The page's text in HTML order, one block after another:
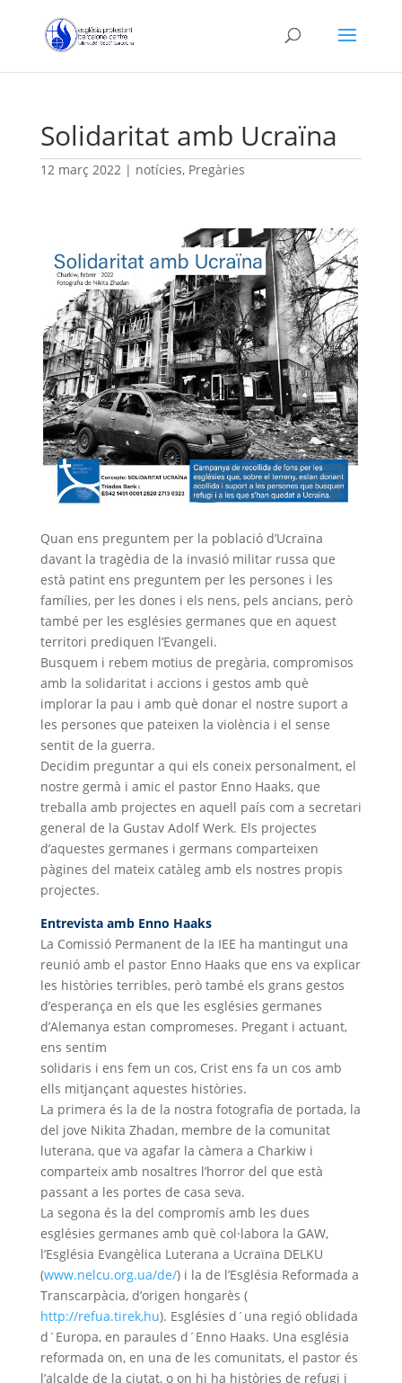
Solidaritat amb Ucraïna
12 març 2022| notícies, Pregàries
Quan ens preguntem per la població d’Ucraïna
davant la tragèdia de la invasió militar russa que
està patint ens preguntem per les persones i les
famílies, per les dones i els nens, pels ancians, però
també per les esglésies germanes que en aquest
territori prediquen l’Evangeli.
Busquem i rebem motius de pregària, compromisos
amb la solidaritat i accions i gestos amb què
implorar la pau i amb què donar el nostre suport a
les persones que pateixen la violència i el sense
sentit de la guerra.
Decidim preguntar a qui els coneix personalment, el
nostre germà i amic el pastor Enno Haaks, que
treballa amb projectes en aquell país com a secretari
general de la Gustav Adolf Werk. Els projectes
d’aquestes germanes i germans comparteixen
pàgines del mateix catàleg amb els nostres propis
projectes.
Entrevista amb Enno Haaks
La Comissió Permanent de la IEE ha mantingut una
reunió amb el pastor Enno Haaks que ens va explicar
les històries terribles, però també els grans gestos
d’esperança en els que les esglésies germanes
d’Alemanya estan compromeses. Pregant i actuant,
ens sentim
solidaris i ens fem un cos, Crist ens fa un cos amb
ells mitjançant aquestes històries.
La primera és la de la nostra fotografia de portada, la
del jove Nikita Zhadan, membre de la comunitat
luterana, que va agafar la càmera a Charkiw i
comparteix amb nosaltres l’horror del que està
passant a les portes de casa seva.
La segona és la del compromís amb les dues
esglésies germanes amb què col·labora la GAW,
l’Església Evangèlica Luterana a Ucraïna DELKU
(www.nelcu.org.ua/de/) i la de l’Església Reformada a
Transcarpàcia, d’origen hongarès (
http://refua.tirek,hu). Esglésies d´una regió oblidada
d´Europa, en paraules d´Enno Haaks. Una església
reformada on, en una de les comunitats, el pastor és
l’alcalde de la ciutat, o on hi ha històries de refugi i